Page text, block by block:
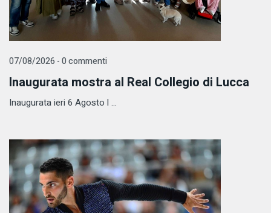
07/08/2026 - 0 commenti
Inaugurata mostra al Real Collegio di Lucca
Inaugurata ieri 6 Agosto l ...